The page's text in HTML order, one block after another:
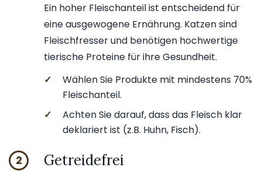
Ein hoher Fleischanteil ist entscheidend für
eine ausgewogene Ernährung. Katzen sind
Fleischfresser und benötigen hochwertige
tierische Proteine für ihre Gesundheit.
✓
Wählen Sie Produkte mit mindestens 70%
Fleischanteil.
✓
Achten Sie darauf, dass das Fleisch klar
deklariert ist (z.B. Huhn, Fisch).
2 Getreidefrei